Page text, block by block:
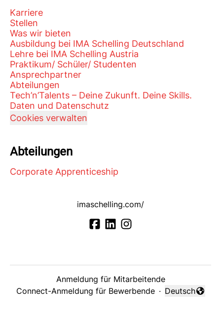
Karriere
Stellen
Was wir bieten
Ausbildung bei IMA Schelling Deutschland
Lehre bei IMA Schelling Austria
Praktikum/ Schüler/ Studenten
Ansprechpartner
Abteilungen
Tech’n’Talents – Deine Zukunft. Deine Skills.
Daten und Datenschutz
Cookies verwalten
Abteilungen
Corporate Apprenticeship
imaschelling.com/
Anmeldung für Mitarbeitende
Connect-Anmeldung für Bewerbende ·
Sprache
Deutsch